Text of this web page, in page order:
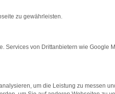
mit Klick auf „Unser
auf den Button
Wir freuen uns auf
zu gewährleisten.
Services von Drittanbietern wie Google
um die Leistung zu messen